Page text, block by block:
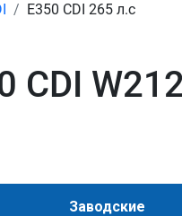
E350 CDI 265 л.с
CDI
Заводские